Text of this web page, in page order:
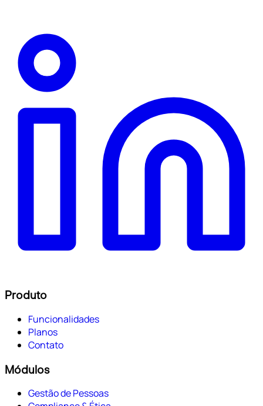
Produto
Funcionalidades
Planos
Contato
Módulos
Gestão de Pessoas